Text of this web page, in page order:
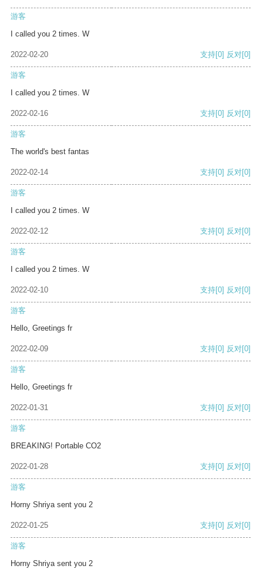
游客
I called you 2 times. W
2022-02-20 支持[0] 反对[0]
游客
I called you 2 times. W
2022-02-16 支持[0] 反对[0]
游客
The world's best fantas
2022-02-14 支持[0] 反对[0]
游客
I called you 2 times. W
2022-02-12 支持[0] 反对[0]
游客
I called you 2 times. W
2022-02-10 支持[0] 反对[0]
游客
Hello, Greetings fr
2022-02-09 支持[0] 反对[0]
游客
Hello, Greetings fr
2022-01-31 支持[0] 反对[0]
游客
BREAKING! Portable CO2
2022-01-28 支持[0] 反对[0]
游客
Horny Shriya sent you 2
2022-01-25 支持[0] 反对[0]
游客
Horny Shriya sent you 2